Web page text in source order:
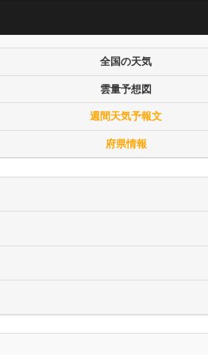
全国の天気
雲量予想図
週間天気予報文
府県情報